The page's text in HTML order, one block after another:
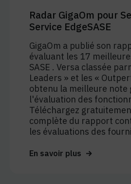
Radar GigaOm pour
Service EdgeSASE
GigaOm a publié son
évaluant les 17
SASE . Versa classée
Leaders » et les «
obtenu la meilleure note
l'évaluation des
Téléchargez
complète du rapport
les évaluations des
En savoir plus